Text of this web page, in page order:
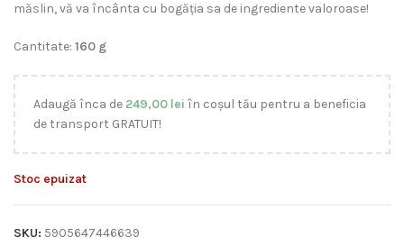
măslin, vă va încânta cu bogăția sa de ingrediente valoroase!
Cantitate: 160 g
Adaugă înca de 249,00 lei în coșul tău pentru a beneficia
de transport GRATUIT!
Stoc epuizat
SKU: 5905647446639